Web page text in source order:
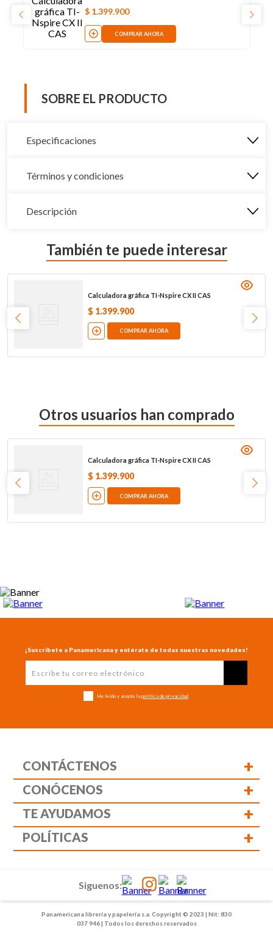
$ 1.399.900
COMPRAR AHORA
SOBRE EL PRODUCTO
Especificaciones
Términos y condiciones
Descripción
También te puede interesar
Calculadora gráfica TI-Nspire CX II CAS
$ 1.399.900
COMPRAR AHORA
Otros usuarios han comprado
Calculadora gráfica TI-Nspire CX II CAS
$ 1.399.900
COMPRAR AHORA
¡Suscríbete a Panamericana y entérate de todas nuestras novedades!
He leído y acepto la política de privacidad
CONTÁCTENOS +
CONÓCENOS +
TE AYUDAMOS +
POLÍTICAS +
Panamericana librería y papelería s.a. Copyright © 2023 | Nit: 830
037 946 | Todos los derechos reservados
Siguenos: